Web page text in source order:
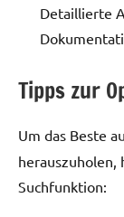
Detaillierte
Tipps zur
Um das Beste
Suchfunktion: